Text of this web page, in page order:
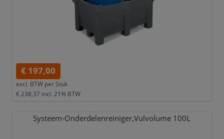
€ 197,00
excl. BTW per Stuk
€ 238,37 incl. 21% BTW
Systeem-Onderdelenreiniger,Vulvolume 100L